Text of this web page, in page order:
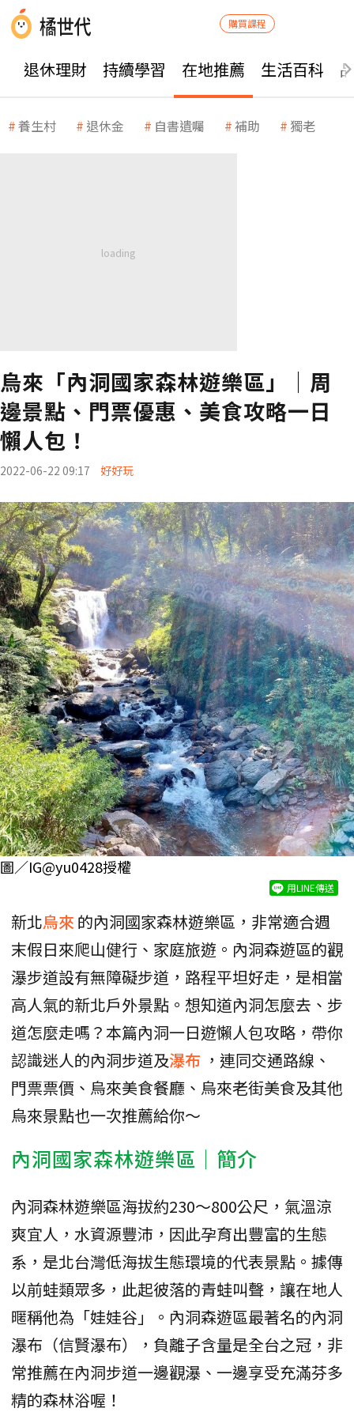
購買課程
退休理財 持續學習 在地推薦 生活百科
養生村 退休金 自書遺囑 補助 獨老
烏來「內洞國家森林遊樂區」｜周
邊景點、門票優惠、美食攻略一日
懶人包！
2022-06-22 09:17 好好玩
圖／IG@yu0428授權
用LINE傳送
新北烏來的內洞國家森林遊樂區，非常適合週
末假日來爬山健行、家庭旅遊。內洞森遊區的觀
瀑步道設有無障礙步道，路程平坦好走，是相當
高人氣的新北戶外景點。想知道內洞怎麼去、步
道怎麼走嗎？本篇內洞一日遊懶人包攻略，帶你
認識迷人的內洞步道及瀑布 ，連同交通路線、
門票票價、烏來美食餐廳、烏來老街美食及其他
烏來景點也一次推薦給你～
內洞國家森林遊樂區｜簡介
內洞森林遊樂區海拔約230～800公尺，氣溫涼
爽宜人，水資源豐沛，因此孕育出豐富的生態
系，是北台灣低海拔生態環境的代表景點。據傳
以前蛙類眾多，此起彼落的青蛙叫聲，讓在地人
暱稱他為「娃娃谷」。內洞森遊區最著名的內洞
瀑布（信賢瀑布），負離子含量是全台之冠，非
常推薦在內洞步道一邊觀瀑、一邊享受充滿芬多
精的森林浴喔！